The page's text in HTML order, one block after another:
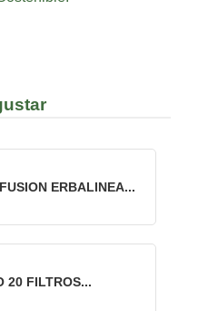
ERBALINEA...
20 FILTROS...